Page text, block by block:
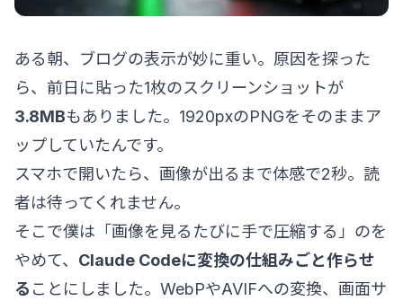
ある朝、ブログの表示が妙に重い。原因を探った
ら、前日に貼った1枚のスクリーンショットが
3.8MBもありました。1920pxのPNGをそのままア
ップしていたんです。
スマホで開いたら、画像が出るまで体感で2秒。読
者は待ってくれません。
そこで僕は「画像を見るたびに手で圧縮する」のを
やめて、 Claude Codeに変換の仕組みごと作らせ
る ことにしました。WebPやAVIFへの変換、画面サ